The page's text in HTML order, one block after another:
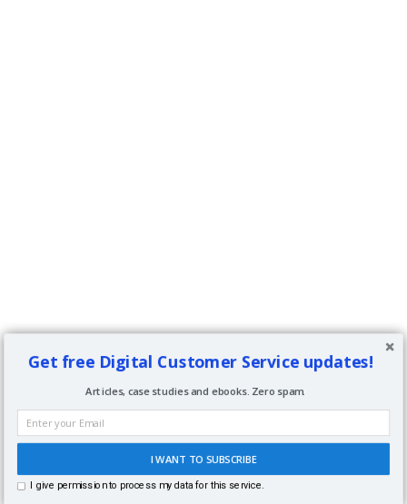
Get free Digital Customer Service updates!
I WANT TO SUBSCRIBE
I give permission to process my data for this service.
Articles, case studies and ebooks. Zero spam.